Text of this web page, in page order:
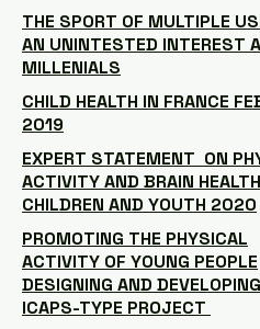
THE SPORT OF MULTIPLE
AN UNINTESTED INTEREST
MILLENIALS
CHILD HEALTH IN FRANCE
2019
EXPERT STATEMENT ON
ACTIVITY AND BRAIN
CHILDREN AND YOUTH 2020
PROMOTING THE PHYSICAL
ACTIVITY OF YOUNG PEOPLE
DESIGNING AND
ICAPS-TYPE PROJECT